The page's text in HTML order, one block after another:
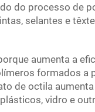
do processo de
selantes e
aumenta a
formados a
de octila
vidro e